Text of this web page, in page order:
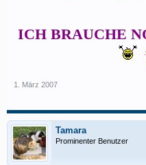
ICH BRAUCHE
1. März 2007
Tamara
Prominenter Benutzer